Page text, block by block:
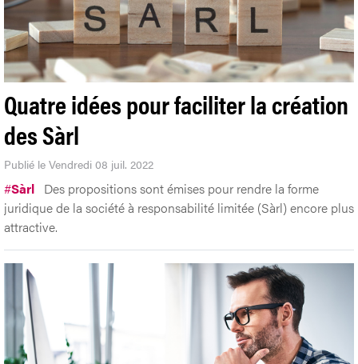
Quatre idées pour faciliter la création
des Sàrl
Publié le Vendredi 08 juil. 2022
#Sàrl Des propositions sont émises pour rendre la forme
juridique de la société à responsabilité limitée (Sàrl) encore plus
attractive.